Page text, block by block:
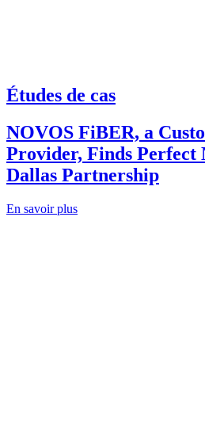
Études de cas
NOVOS FiBER, a
Provider, Finds Perfect
Dallas Partnership
En savoir plus